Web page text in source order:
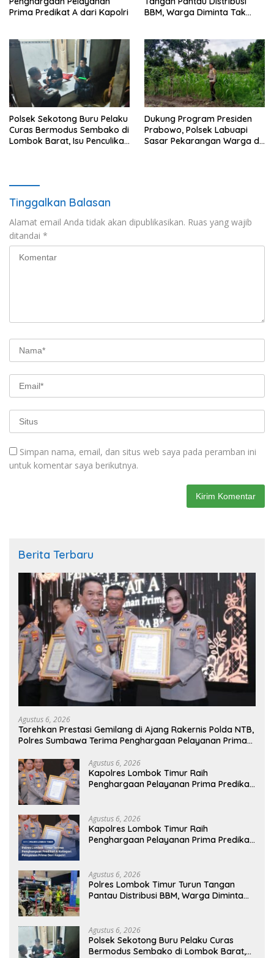
Prima Predikat A dari Kapolri
BBM, Warga Diminta Tak
Polsek Sekotong Buru Pelaku
Curas Bermodus Sembako di
Lombok Barat, Isu Penculikan
Dukung Program Presiden
Prabowo, Polsek Labuapi
Sasar Pekarangan Warga di
Tinggalkan Balasan
Alamat email Anda tidak akan dipublikasikan. Ruas yang wajib
ditandai *
Simpan nama, email, dan situs web saya pada peramban ini
untuk komentar saya berikutnya.
Berita Terbaru
Agustus 6, 2026
Torehkan Prestasi Gemilang di Ajang Rakernis Polda NTB,
Polres Sumbawa Terima Penghargaan Pelayanan Prima
Agustus 6, 2026
Kapolres Lombok Timur Raih
Penghargaan Pelayanan Prima Predikat
Agustus 6, 2026
Kapolres Lombok Timur Raih
Penghargaan Pelayanan Prima Predikat
Agustus 6, 2026
Polres Lombok Timur Turun Tangan
Pantau Distribusi BBM, Warga Diminta
Agustus 6, 2026
Polsek Sekotong Buru Pelaku Curas
Bermodus Sembako di Lombok Barat,